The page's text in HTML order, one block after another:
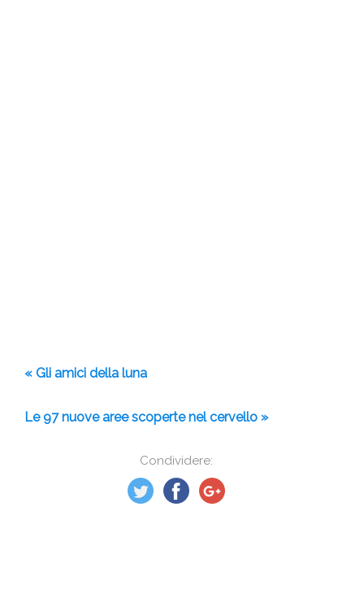
Condividere:
« Gli amici della luna
Le 97 nuove aree scoperte nel cervello »